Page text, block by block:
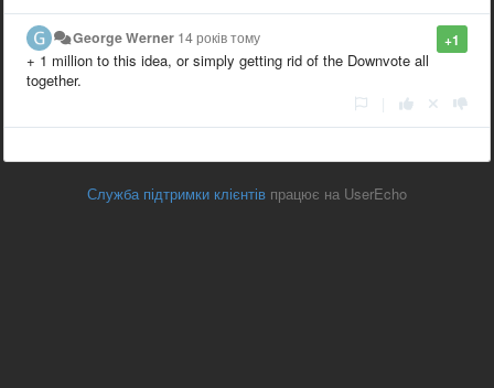
+1
George Werner 14 років тому
+ 1 million to this idea, or simply getting rid of the Downvote all
together.
Служба підтримки клієнтів працює на UserEcho